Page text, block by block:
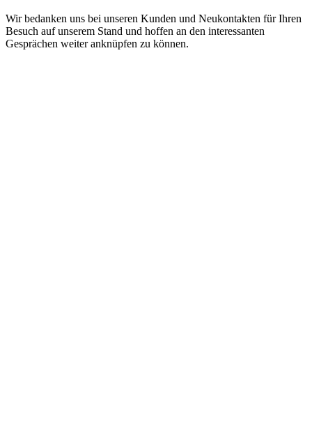
Wir bedanken uns bei unseren Kunden und Neukontakten für Ihren
Besuch auf unserem Stand und hoffen an den interessanten
Gesprächen weiter anknüpfen zu können.